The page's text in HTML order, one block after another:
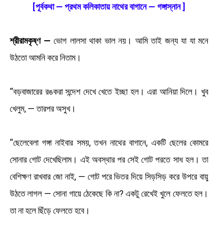
[পূর্বকথা — প্রথম কলিকাতায় নাথের বাগানে — গঙ্গাস্নান ]
শ্রীরামকৃষ্ণ — ভোগ লালসা থাকা ভাল নয়। আমি তাই জন্য যা যা মনে
উঠতো আমনি করে নিতাম।
“বড়বাজারের রঙকরা সন্দেশ দেখে খেতে ইচ্ছা হল। এরা আনিয়া দিলে। খুব
খেলুম, — তারপর অসুখ।
“ছেলেবেলা গঙ্গা নাইবার সময়, তখন নাথের বাগানে, একটি ছেলের কোমরে
সোনার গোট দেখেছিলাম। এই অবস্থার পর সেই গোট পরতে সাধ হল। তা
বেশিক্ষণ রাখবার জো নাই, — গোট পরে ভিতর দিয়ে সিড়সিড় করে উপরে বায়ু
উঠতে লাগল — সোনা গায়ে ঠেকেছে কি না? একটু রেখেই খুলে ফেলতে হল।
তা না হলে ছিঁড়ে ফেলতে হবে।